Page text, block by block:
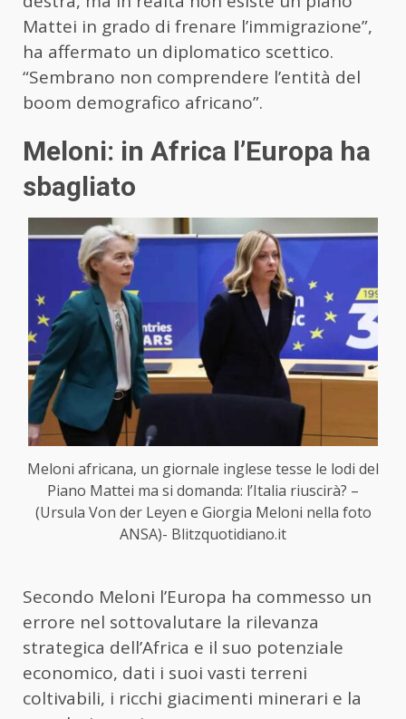
Mattei in grado di frenare l’immigrazione”,
ha affermato un diplomatico scettico.
“Sembrano non comprendere l’entità del
boom demografico africano”.
Meloni: in Africa l’Europa ha
sbagliato
Meloni africana, un giornale inglese tesse le lodi del
Piano Mattei ma si domanda: l’Italia riuscirà? –
(Ursula Von der Leyen e Giorgia Meloni nella foto
ANSA)- Blitzquotidiano.it
Secondo Meloni l’Europa ha commesso un
errore nel sottovalutare la rilevanza
strategica dell’Africa e il suo potenziale
economico, dati i suoi vasti terreni
coltivabili, i ricchi giacimenti minerari e la